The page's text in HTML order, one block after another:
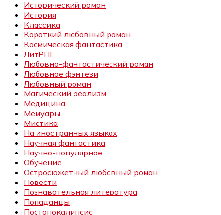
Исторический роман
История
Классика
Короткий любовный роман
Космическая фантастика
ЛитРПГ
Любовно-фантастический роман
Любовное фэнтези
Любовный роман
Магический реализм
Медицина
Мемуары
Мистика
На иностранных языках
Научная фантастика
Научно-популярное
Обучение
Остросюжетный любовный роман
Повести
Познавательная литература
Попаданцы
Постапокалипсис